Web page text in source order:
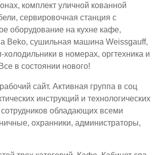
комплект уличной кованной
сервировочная станция с
оборудование на кухне кафе,
Beko, сушильная машина Weissgauff,
в номерах, оргтехника и
в состоянии нового!
сайт. Активная группа в соц
инструкций и технологических
обладающих всеми
охранники, администраторы,